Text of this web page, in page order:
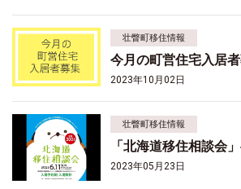
壮瞥町移住情報
今月の町営住宅入居
2023年10月02日
壮瞥町移住情報
「北海道移住相談会
2023年05月23日